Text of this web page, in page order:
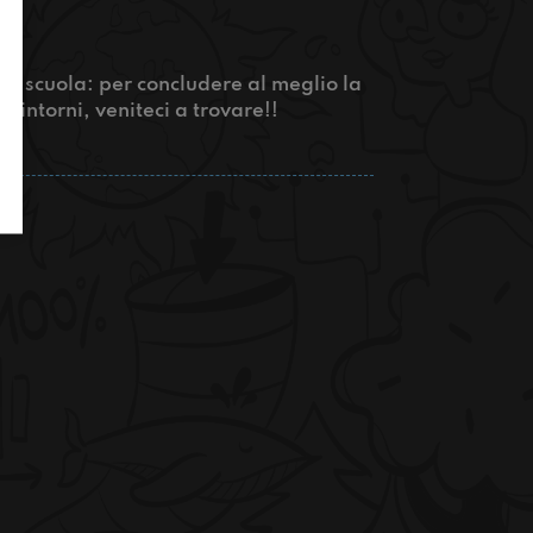
scuola: per concludere al meglio la
dintorni, veniteci a trovare!!